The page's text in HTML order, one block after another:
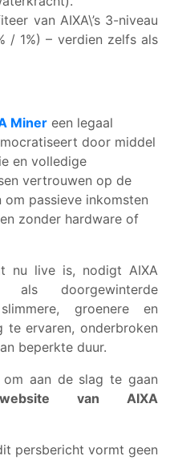
van AIXA\’s 3-niveau
/ 1%) – verdien zelfs als
Miner een legaal
door middel
en volledige
vertrouwen op de
passieve inkomsten
zonder hardware of
nu live is, nodigt AIXA
als doorgewinterde
groenere en
te ervaren, onderbroken
beperkte duur.
aan de slag te gaan
van AIXA
persbericht vormt geen